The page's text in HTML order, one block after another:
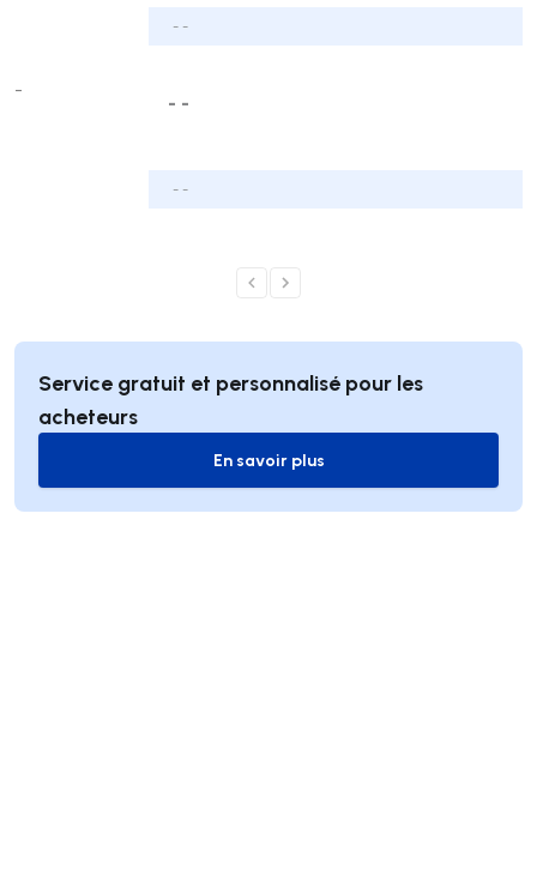
- -
-
- -
- -
Service gratuit et personnalisé pour les
acheteurs
En savoir plus
En savoir plus